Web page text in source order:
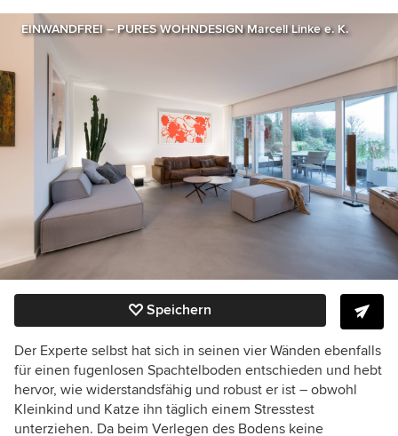
EINWANDFREI – PURES WOHNDESIGN Marcell Linke e. K.
Speichern
Der Experte selbst hat sich in seinen vier Wänden ebenfalls
für einen fugenlosen Spachtelboden entschieden und hebt
hervor, wie widerstandsfähig und robust er ist – obwohl
Kleinkind und Katze ihn täglich einem Stresstest
unterziehen. Da beim Verlegen des Bodens keine